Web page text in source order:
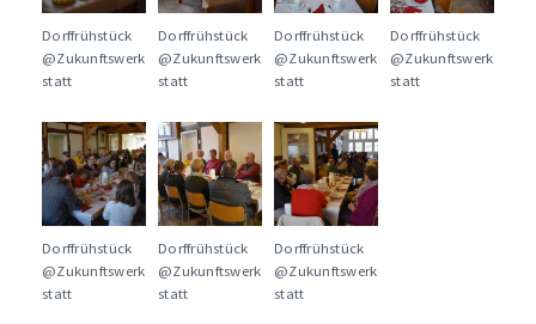
Dorffrühstück
@Zukunftswerk
statt
Dorffrühstück
@Zukunftswerk
statt
Dorffrühstück
@Zukunftswerk
statt
Dorffrühstück
@Zukunftswerk
statt
Dorffrühstück
@Zukunftswerk
statt
Dorffrühstück
@Zukunftswerk
statt
Dorffrühstück
@Zukunftswerk
statt